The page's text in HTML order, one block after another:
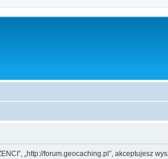
„http://forum.geocaching.pl”, akceptujesz